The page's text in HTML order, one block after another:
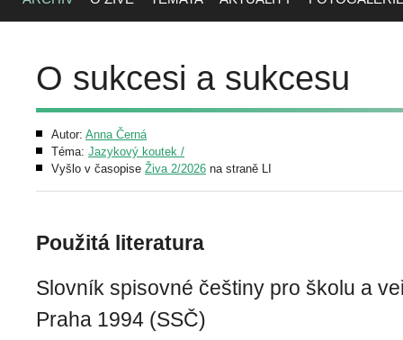
O sukcesi a sukcesu
Autor: Anna Černá
Téma: Jazykový koutek /
Vyšlo v časopise Živa 2/2026 na straně LI
Použitá literatura
Slovník spisovné češtiny pro školu a
Praha 1994 (SSČ)